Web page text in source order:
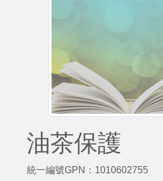
油茶保護
統一編號GPN：1010602755